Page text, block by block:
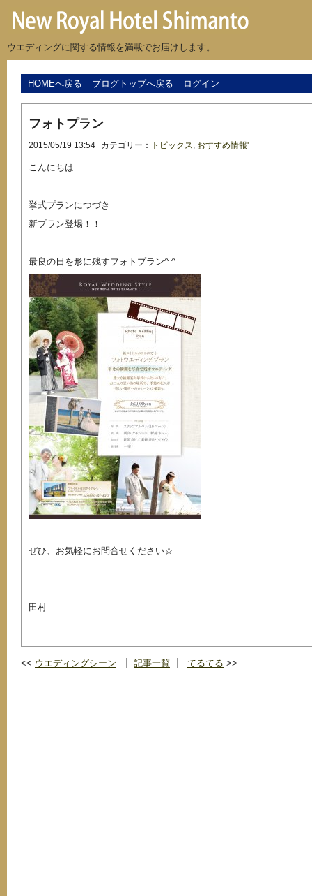
ウエディングに関する情報を満載でお届けします。
HOMEへ戻る ブログトップへ戻る ログイン
フォトプラン
2015/05/19 13:54 カテゴリー： トピックス おすすめ情報'
こんにちは
挙式プランにつづき
新プラン登場！！
最良の日を形に残すフォトプラン^ ^
ぜひ、お気軽にお問合せください☆
田村
ウエディングシーン 記事一覧 てるてる